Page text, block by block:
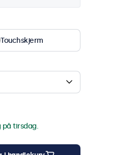
Touchskjerm
på tirsdag.